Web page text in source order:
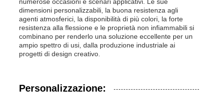
dimensioni personalizzabili, la buona resistenza agli
agenti atmosferici, la disponibilità di più colori, la forte
resistenza alla flessione e le proprietà non infiammabili si
combinano per renderlo una soluzione eccellente per un
ampio spettro di usi, dalla produzione industriale ai
progetti di design creativo.
Personalizzazione: